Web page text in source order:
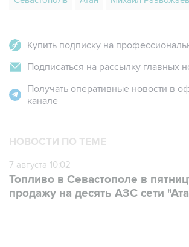
Купить подписку на
Подписаться на рассылку главных
Получать оперативные новости в
канале
НОВОСТИ ПО ТЕМЕ
7 августа 10:02
Топливо в Севастополе в
продажу на десять АЗС сети